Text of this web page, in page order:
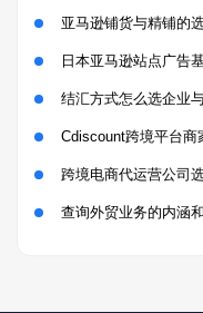
亚马逊铺货与精铺的
日本亚马逊站点广告
结汇方式怎么选企业
Cdiscount跨境平台商
跨境电商代运营公司
查询外贸业务的内涵